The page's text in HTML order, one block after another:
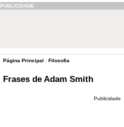
PUBLICIDADE
Página Principal : Filosofia
Frases de Adam Smith
Publicidade